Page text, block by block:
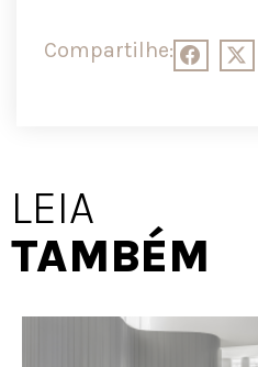
Compartilhe:
LEIA
TAMBÉM